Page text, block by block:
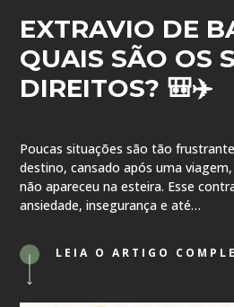
EXTRAVIO DE
QUAIS SÃO OS
DIREITOS? 🎒✈️
Poucas situações são tão
destino, cansado após uma
não apareceu na esteira. Esse
ansiedade, insegurança e até…
LEIA O ARTIGO